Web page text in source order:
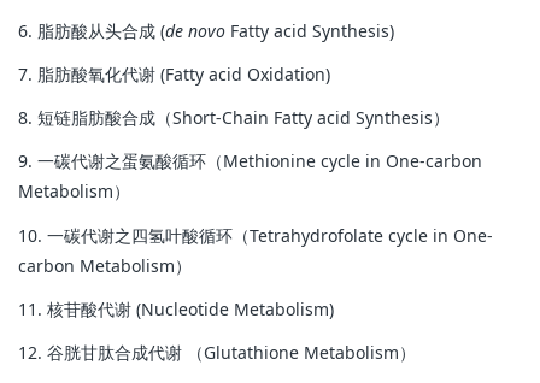
6. 脂肪酸从头合成 (de novo Fatty acid Synthesis)
7. 脂肪酸氧化代谢 (Fatty acid Oxidation)
8. 短链脂肪酸合成（Short-Chain Fatty acid Synthesis）
9. 一碳代谢之蛋氨酸循环（Methionine cycle in One-carbon
Metabolism）
10. 一碳代谢之四氢叶酸循环（Tetrahydrofolate cycle in One-
carbon Metabolism）
11. 核苷酸代谢 (Nucleotide Metabolism)
12. 谷胱甘肽合成代谢 （Glutathione Metabolism）